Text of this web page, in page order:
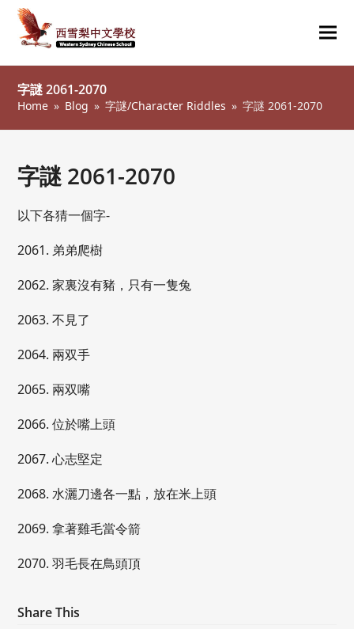
字謎 2061-2070
Home » Blog » 字謎/Character Riddles » 字謎 2061-2070
字謎 2061-2070
以下各猜一個字-
2061. 弟弟爬樹
2062. 家裏沒有豬，只有一隻兔
2063. 不見了
2064. 兩双手
2065. 兩双嘴
2066. 位於嘴上頭
2067. 心志堅定
2068. 水灑刀邊各一點，放在米上頭
2069. 拿著雞毛當令箭
2070. 羽毛長在鳥頭頂
Share This